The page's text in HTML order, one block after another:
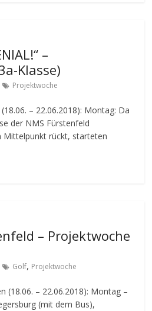
–
Klasse)
Projektwoche
– 22.06.2018): Montag: Da
der NMS Fürstenfeld
Mittelpunkt rückt, starteten
– Projektwoche
Golf, Projektwoche
(18.06. – 22.06.2018): Montag –
(mit dem Bus),